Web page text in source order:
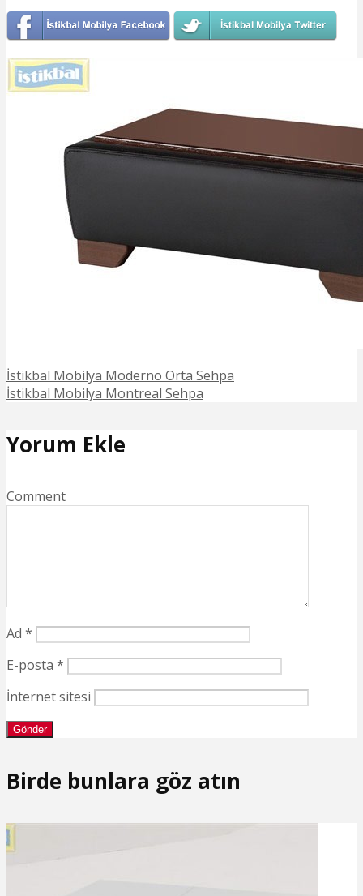
İstikbal Mobilya Moderno Orta Sehpa
İstikbal Mobilya Montreal Sehpa
Yorum Ekle
Comment
Ad *
E-posta *
İnternet sitesi
Birde bunlara göz atın